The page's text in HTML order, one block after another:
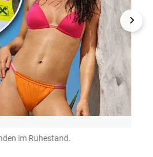
im Ruhestand.